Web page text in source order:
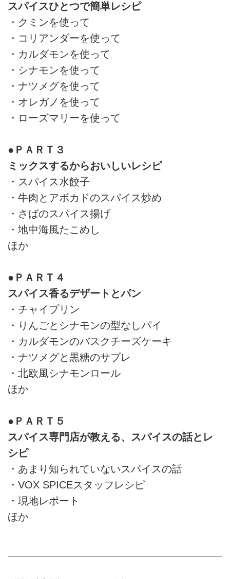
スパイスひとつで簡単レシピ
・クミンを使って
・コリアンダーを使って
・カルダモンを使って
・シナモンを使って
・ナツメグを使って
・オレガノを使って
・ローズマリーを使って
●ＰＡＲＴ３
ミックスするからおいしいレシピ
・スパイス水餃子
・牛肉とアボカドのスパイス炒め
・さばのスパイス揚げ
・地中海風たこめし
ほか
●ＰＡＲＴ４
スパイス香るデザートとパン
・チャイプリン
・りんごとシナモンの型なしパイ
・カルダモンのバスクチーズケーキ
・ナツメグと黒糖のサブレ
・北欧風シナモンロール
ほか
●ＰＡＲＴ５
スパイス専門店が教える、スパイスの話とレ
シピ
・あまり知られていないスパイスの話
・VOX SPICEスタッフレシピ
・現地レポート
ほか